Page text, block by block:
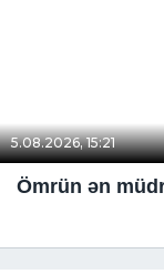
5.08.2026, 15:21
Ömrün ən